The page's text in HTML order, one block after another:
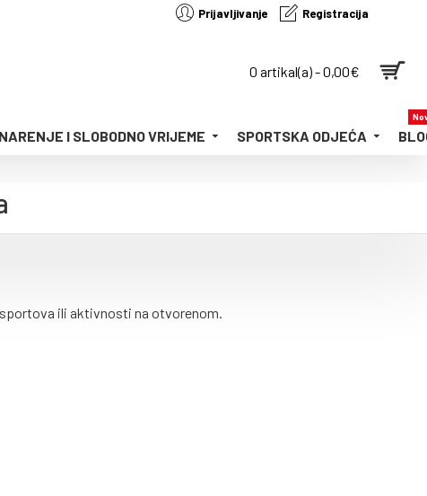
Prijavljivanje Registracija
0 artikal(a) - 0,00€
I SLOBODNO VRIJEME SPORTSKA ODJEĆA
ili aktivnosti na otvorenom.